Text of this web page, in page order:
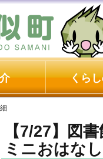
くら
【7/27】図
ミニおはな